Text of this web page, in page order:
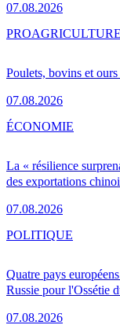
07.08.2026
Poulets, bovins et
07.08.2026
PRO
La « résilience
des exportations
07.08.2026
ÉCONOMIE
Quatre pays
Russie pour l'Ossétie
07.08.2026
POLITIQUE